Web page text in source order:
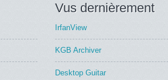
Vus dernièrement
IrfanView
KGB Archiver
Desktop Guitar